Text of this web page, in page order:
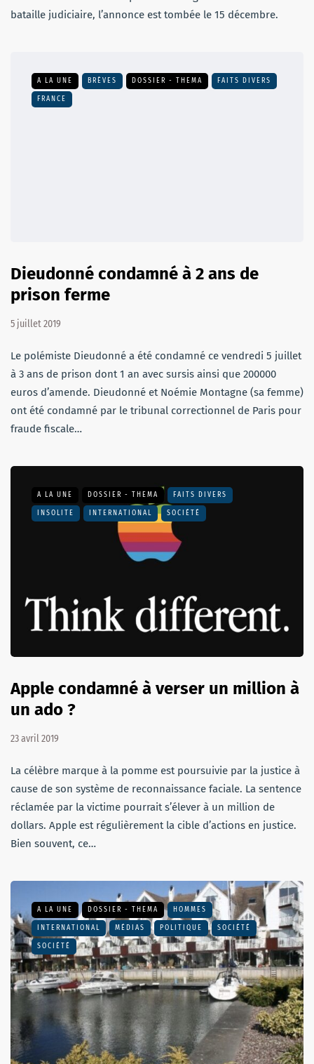
bataille judiciaire, l’annonce est tombée le 15 décembre.
A LA UNE BRÈVES DOSSIER - THEMA FAITS DIVERS
FRANCE
Dieudonné condamné à 2 ans de
prison ferme
5 juillet 2019
Le polémiste Dieudonné a été condamné ce vendredi 5 juillet
à 3 ans de prison dont 1 an avec sursis ainsi que 200000
euros d’amende. Dieudonné et Noémie Montagne (sa femme)
ont été condamné par le tribunal correctionnel de Paris pour
fraude fiscale…
A LA UNE DOSSIER - THEMA FAITS DIVERS
INSOLITE INTERNATIONAL SOCIÉTÉ
Apple condamné à verser un million à
un ado ?
23 avril 2019
La célèbre marque à la pomme est poursuivie par la justice à
cause de son système de reconnaissance faciale. La sentence
réclamée par la victime pourrait s’élever à un million de
dollars. Apple est régulièrement la cible d’actions en justice.
Bien souvent, ce…
A LA UNE DOSSIER - THEMA HOMMES
INTERNATIONAL MÉDIAS POLITIQUE SOCIÉTÉ
SOCIÉTÉ